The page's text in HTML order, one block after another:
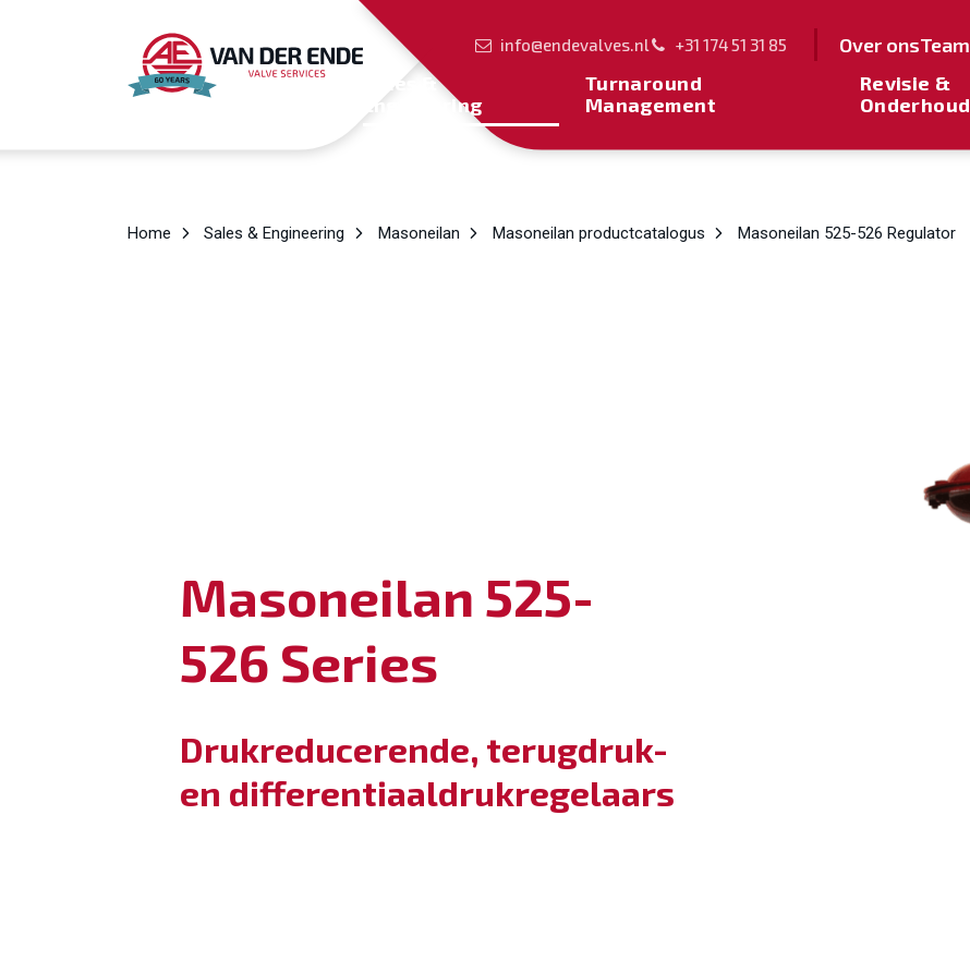
info@endevalves.nl +31 174 51 31 85 Over onsTeam
Sales &
Engineering
Turnaround
Management
Revisie &
Onderhoud
Home Sales & Engineering Masoneilan Masoneilan productcatalogus Masoneilan 525-526 Regulator
Masoneilan 525-
526 Series
Drukreducerende, terugdruk-
en differentiaaldrukregelaars